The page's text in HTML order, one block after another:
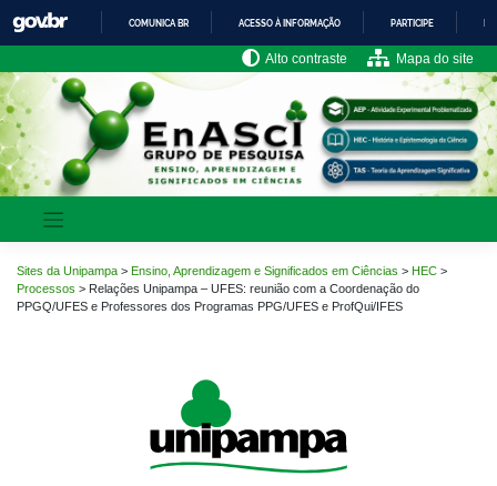
para
o
conteúdo
IR
PARA
O
COMUNICA BR ACESSO À INFORMAÇÃO PARTICIPE
Alto contraste Mapa do site
Sites da Unipampa > Ensino, Aprendizagem e Significados em Ciências > HEC >
Processos > Relações Unipampa – UFES: reunião com a Coordenação do
PPGQ/UFES e Professores dos Programas PPG/UFES e ProfQui/IFES